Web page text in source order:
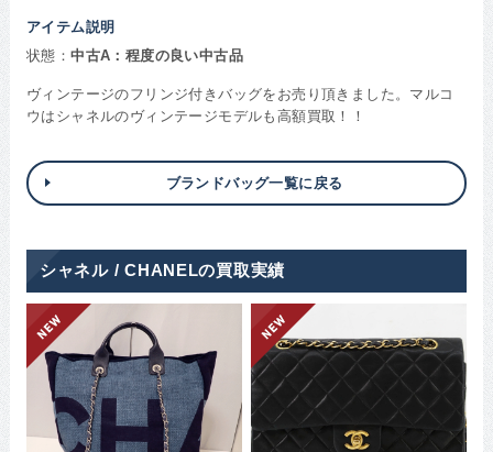
アイテム説明
状態：中古A：程度の良い中古品
ヴィンテージのフリンジ付きバッグをお売り頂きました。マルコ
ウはシャネルのヴィンテージモデルも高額買取！！
ブランドバッグ一覧に戻る
シャネル / CHANELの買取実績